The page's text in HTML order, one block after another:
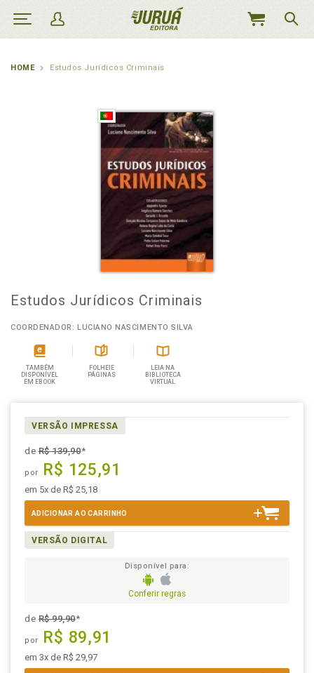
MEU
HOME Estudos Jurídicos Criminais
Estudos Jurídicos Criminais
COORDENADOR: LUCIANO NASCIMENTO SILVA
TAMBÉM
DISPONÍVEL
EM EBOOK
FOLHEIE
PÁGINAS
LEIA NA
BIBLIOTECA
VIRTUAL
VERSÃO IMPRESSA
deR$ 139,90*
por R$ 125,91
em 5x de R$ 25,18
ADICIONAR AO CARRINHO
VERSÃO DIGITAL
Disponível para:
Conferir regras
deR$ 99,90*
por R$ 89,91
em 3x de R$ 29,97